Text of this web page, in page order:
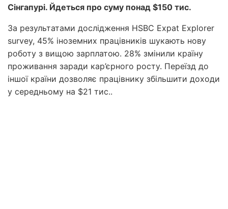
Сінгапурі. Йдеться про суму понад $150 тис.
За результатами дослідження HSBC Expat Explorer
survey, 45% іноземних працівників шукають нову
роботу з вищою зарплатою. 28% змінили країну
проживання заради кар’єрного росту. Переїзд до
іншої країни дозволяє працівнику збільшити доходи
у середньому на $21 тис..